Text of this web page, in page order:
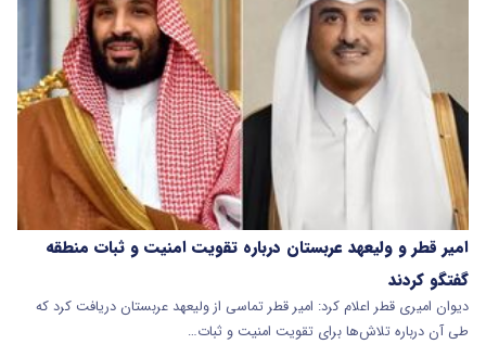
امیر قطر و ولیعهد عربستان درباره تقویت امنیت و ثبات منطقه
گفتگو کردند
دیوان امیری قطر اعلام کرد: امیر قطر تماسی از ولیعهد عربستان دریافت کرد که
طی آن درباره تلاش‌ها برای تقویت امنیت و ثبات…